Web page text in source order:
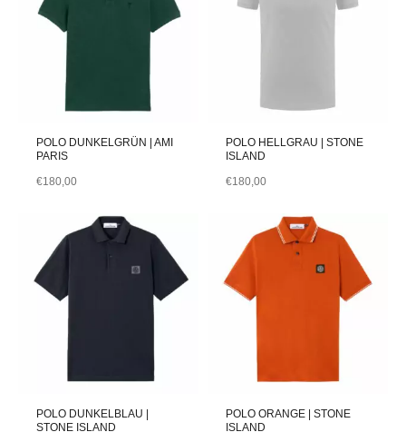
POLO DUNKELGRÜN | AMI
PARIS
€180,00
POLO HELLGRAU | STONE
ISLAND
€180,00
POLO DUNKELBLAU |
STONE ISLAND
POLO ORANGE | STONE
ISLAND